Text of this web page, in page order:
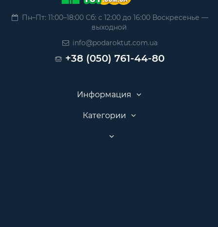
Пн–Пт: 11:00–18:00 Сб: с 12:00 до 16:00 Воскресенье —
выходной
info@podaroktut.com.ua
+38 (050) 761-44-80
Информация
Категории